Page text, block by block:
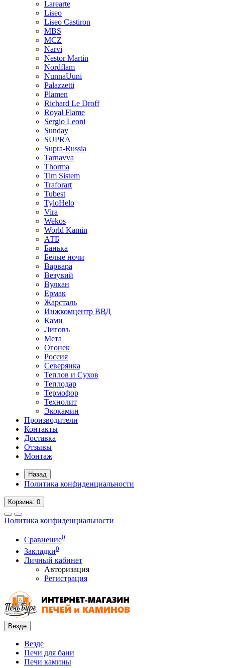
Larearte
Liseo
Liseo Castiron
MBS
MCZ
Narvi
Nestor Martin
Nordflam
NunnaUuni
Palazzetti
Plamen
Richard Le Droff
Royal Flame
Sergio Leoni
Sunday
SUPRA
Supra-Russia
Tarnavva
Thorma
Tim Sistem
Traforart
Tubest
TyloHelo
Vira
Wekos
World Kamin
АТБ
Банька
Белые ночи
Варвара
Везувий
Вулкан
Ермак
Жарсталь
Инжкомцентр ВВД
Ками
Лиговъ
Мета
Огонек
Россия
Северянка
Теплов и Сухов
Теплодар
Термофор
Технолит
Экокамин
Производители
Контакты
Доставка
Отзывы
Монтаж
Назад
Политика конфиденциальности
Корзина: 0
Политика конфиденциальности
Сравнение0
Закладки0
Личный кабинет
Авторизация
Регистрация
Везде
Везде
Печи для бани
Печи камины